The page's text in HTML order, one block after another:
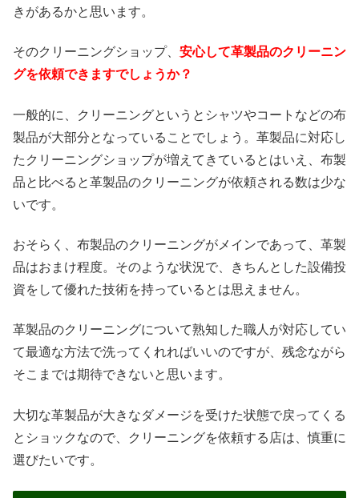
きがあるかと思います。
そのクリーニングショップ、 安心して革製品のクリーニン
グを依頼できますでしょうか？
一般的に、クリーニングというとシャツやコートなどの布
製品が大部分となっていることでしょう。革製品に対応し
たクリーニングショップが増えてきているとはいえ、布製
品と比べると革製品のクリーニングが依頼される数は少な
いです。
おそらく、布製品のクリーニングがメインであって、革製
品はおまけ程度。そのような状況で、きちんとした設備投
資をして優れた技術を持っているとは思えません。
革製品のクリーニングについて熟知した職人が対応してい
て最適な方法で洗ってくれればいいのですが、残念ながら
そこまでは期待できないと思います。
大切な革製品が大きなダメージを受けた状態で戻ってくる
とショックなので、クリーニングを依頼する店は、慎重に
選びたいです。